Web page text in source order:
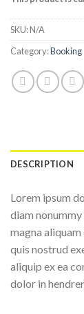
SKU:N/A
Category:Booking
DESCRIPTION
Lorem ipsum
diam
magna
quis nostrud
aliquip ex ea
dolor in